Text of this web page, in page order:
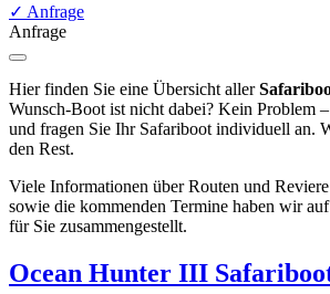
✓ Anfrage
Anfrage
Hier finden Sie eine Übersicht aller
Wunsch-Boot ist nicht dabei? Kein Problem
und fragen Sie Ihr Safariboot individuell an.
den Rest.
Viele Informationen über Routen und
sowie die kommenden Termine haben wir auf
für Sie zusammengestellt.
Ocean Hunter III